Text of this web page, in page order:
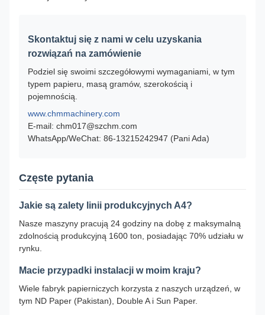
Skontaktuj się z nami w celu uzyskania
rozwiązań na zamówienie
Podziel się swoimi szczegółowymi wymaganiami, w tym
typem papieru, masą gramów, szerokością i
pojemnością.
www.chmmachinery.com
E-mail: chm017@szchm.com
WhatsApp/WeChat: 86-13215242947 (Pani Ada)
Częste pytania
Jakie są zalety linii produkcyjnych A4?
Nasze maszyny pracują 24 godziny na dobę z maksymalną
zdolnością produkcyjną 1600 ton, posiadając 70% udziału w
rynku.
Macie przypadki instalacji w moim kraju?
Wiele fabryk papierniczych korzysta z naszych urządzeń, w
tym ND Paper (Pakistan), Double A i Sun Paper.